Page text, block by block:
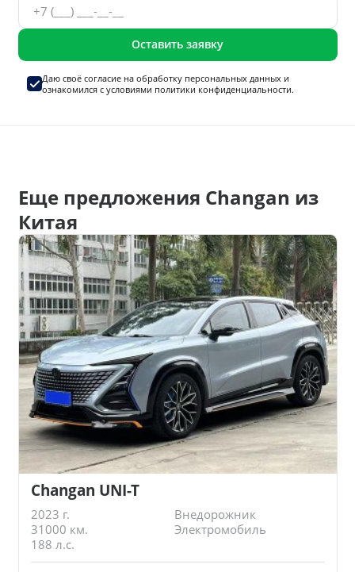
Оставить заявку
Даю своё согласие на обработку персональных данныхи
ознакомился с условиями политики конфиденциальности.
Еще предложения Changan из
Китая
Changan UNI-T
2023 г.
Внедорожник
31000 км.
Электромобиль
188 л.с.